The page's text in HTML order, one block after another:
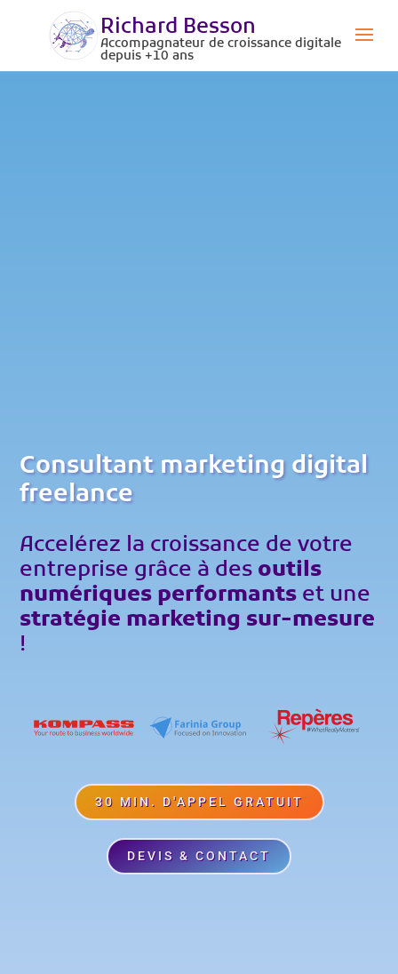
Richard Besson
Accompagnateur de croissance digitale
depuis +10 ans
Consultant marketing digital
freelance
Accelérez la croissance de votre
entreprise grâce à des outils
numériques performants et une
stratégie marketing sur-mesure
!
30 MIN. D'APPEL GRATUIT
DEVIS & CONTACT